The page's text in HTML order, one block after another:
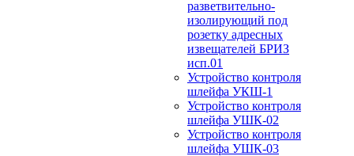
разветвительно-
изолирующий под
розетку адресных
извещателей БРИЗ
исп.01
Устройство контроля
шлейфа УКШ-1
Устройство контроля
шлейфа УШК-02
Устройство контроля
шлейфа УШК-03